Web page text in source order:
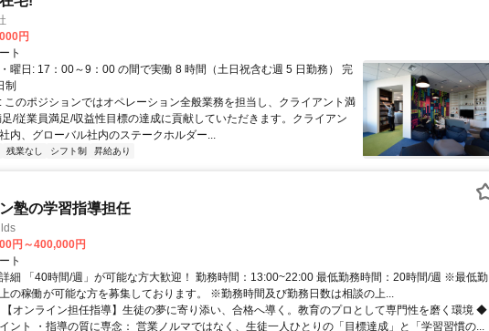
円
ト
曜日: 17：00～9：00 の間で実働 8 時間（土日祝含む週 5 日勤務） 完
制
このポジションではオペレーション全般業務を担当し、クライアント満
/従業員満足/収益性目標の達成に貢献していただきます。クライアン
内、グローバル社内のステークホルダー...
残業なし シフト制 昇給あり
塾の学習指導担任
円～400,000円
ト
細 「40時間/週」が可能な方大歓迎！ 勤務時間：13:00~22:00 最低勤務時間：20時間/週 ※最低勤
の稼働が可能な方を募集しております。 ※勤務時間及び勤務日数は相談の上...
オンライン担任指導】生徒の夢に寄り添い、合格へ導く。教育のプロとして専門性を磨く環境 ◆
ント ・指導の質に専念： 営業ノルマではなく、生徒一人ひとりの「目標達成」と「学習習慣の...